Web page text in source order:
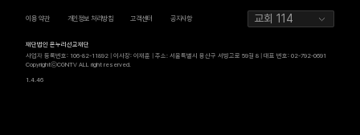
이용 약관 개인정보 처리방침 고객센터 공지사항 교회 114
재단법인 온누리선교재단
사업자 등록번호: 106-82-11892 | 이사장: 이재훈 | 주소: 서울특별시 용산구 서빙고로 59길 8 | 대표 번호: 02-792-0691
CopyrightⓒCGNTV ALL right reserved.
1.4.46